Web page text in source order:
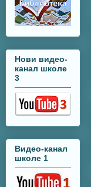
Нови видео-
канал школе
3
Видео-канал
школе 1